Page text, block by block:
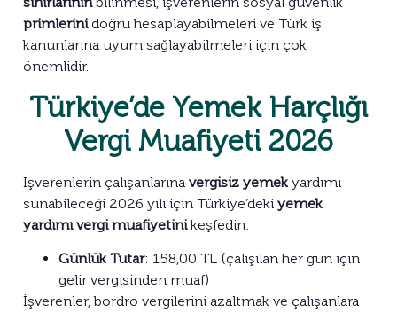
primlerinidoğru hesaplayabilmeleri ve Türk iş
kanunlarına uyum sağlayabilmeleri için çok
önemlidir.
Türkiye’de Yemek Harçlığı
Vergi Muafiyeti 2026
İşverenlerin çalışanlarına vergisiz yemek yardımı
sunabileceği 2026 yılı için Türkiye’deki yemek
yardımı vergi muafiyetinikeşfedin:
Günlük Tutar: 158,00 TL (çalışılan her gün için
gelir vergisinden muaf)
İşverenler, bordro vergilerini azaltmak ve çalışanlara